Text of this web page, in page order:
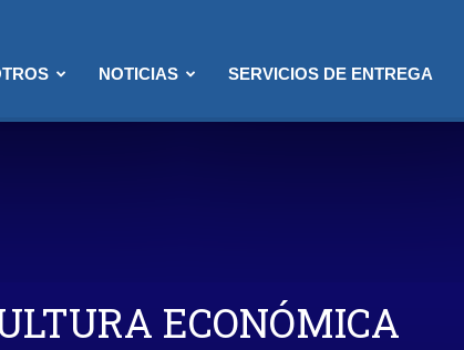
NOTICIAS SERVICIOS DE ENTREGA
ECONÓMICA